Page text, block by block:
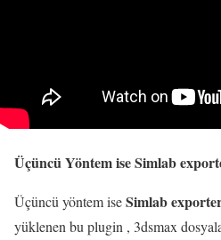
Üçüncü Yöntem ise Simlab
Üçüncü yöntem iseSimlab
yüklenen bu plugin , 3dsmax